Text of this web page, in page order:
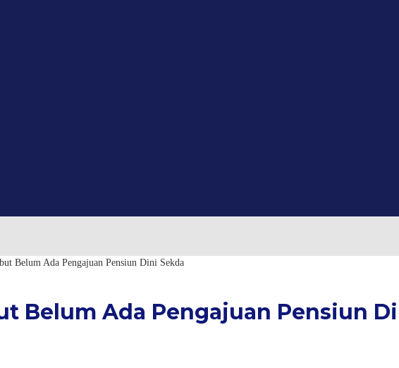
Belum Ada Pengajuan Pensiun Dini Sekda
Belum Ada Pengajuan Pensiun